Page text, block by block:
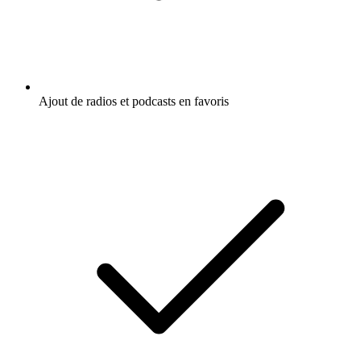
Ajout de radios et podcasts en favoris